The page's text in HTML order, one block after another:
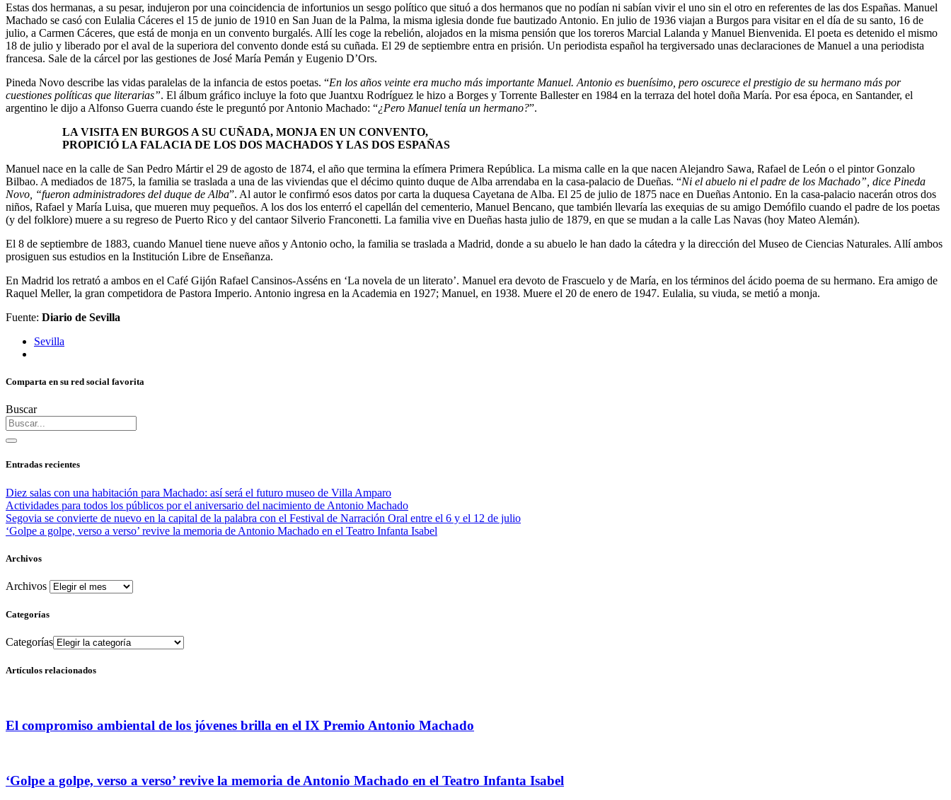
Estas dos hermanas, a su pesar, indujeron por una coincidencia de infortunios un sesgo político que situó a dos hermanos que no podían ni sabían vivir el uno sin el otro en referentes de las dos Españas. Manuel
Machado se casó con Eulalia Cáceres el 15 de junio de 1910 en San Juan de la Palma, la misma iglesia donde fue bautizado Antonio. En julio de 1936 viajan a Burgos para visitar en el día de su santo, 16 de
julio, a Carmen Cáceres, que está de monja en un convento burgalés. Allí les coge la rebelión, alojados en la misma pensión que los toreros Marcial Lalanda y Manuel Bienvenida. El poeta es detenido el mismo
18 de julio y liberado por el aval de la superiora del convento donde está su cuñada. El 29 de septiembre entra en prisión. Un periodista español ha tergiversado unas declaraciones de Manuel a una periodista
francesa. Sale de la cárcel por las gestiones de José María Pemán y Eugenio D’Ors.
Pineda Novo describe las vidas paralelas de la infancia de estos poetas. “En los años veinte era mucho más importante Manuel. Antonio es buenísimo, pero oscurece el prestigio de su hermano más por
cuestiones políticas que literarias”. El álbum gráfico incluye la foto que Juantxu Rodríguez le hizo a Borges y Torrente Ballester en 1984 en la terraza del hotel doña María. Por esa época, en Santander, el
argentino le dijo a Alfonso Guerra cuando éste le preguntó por Antonio Machado: “¿Pero Manuel tenía un hermano?”.
LA VISITA EN BURGOS A SU CUÑADA, MONJA EN UN CONVENTO,
PROPICIÓ LA FALACIA DE LOS DOS MACHADOS Y LAS DOS ESPAÑAS
Manuel nace en la calle de San Pedro Mártir el 29 de agosto de 1874, el año que termina la efímera Primera República. La misma calle en la que nacen Alejandro Sawa, Rafael de León o el pintor Gonzalo
Bilbao. A mediados de 1875, la familia se traslada a una de las viviendas que el décimo quinto duque de Alba arrendaba en la casa-palacio de Dueñas. “Ni el abuelo ni el padre de los Machado”, dice Pineda
Novo, “fueron administradores del duque de Alba”. Al autor le confirmó esos datos por carta la duquesa Cayetana de Alba. El 25 de julio de 1875 nace en Dueñas Antonio. En la casa-palacio nacerán otros dos
niños, Rafael y María Luisa, que mueren muy pequeños. A los dos los enterró el capellán del cementerio, Manuel Bencano, que también llevaría las exequias de su amigo Demófilo cuando el padre de los poetas
(y del folklore) muere a su regreso de Puerto Rico y del cantaor Silverio Franconetti. La familia vive en Dueñas hasta julio de 1879, en que se mudan a la calle Las Navas (hoy Mateo Alemán).
El 8 de septiembre de 1883, cuando Manuel tiene nueve años y Antonio ocho, la familia se traslada a Madrid, donde a su abuelo le han dado la cátedra y la dirección del Museo de Ciencias Naturales. Allí ambos
prosiguen sus estudios en la Institución Libre de Enseñanza.
En Madrid los retrató a ambos en el Café Gijón Rafael Cansinos-Asséns en ‘La novela de un literato’. Manuel era devoto de Frascuelo y de María, en los términos del ácido poema de su hermano. Era amigo de
Raquel Meller, la gran competidora de Pastora Imperio. Antonio ingresa en la Academia en 1927; Manuel, en 1938. Muere el 20 de enero de 1947. Eulalia, su viuda, se metió a monja.
Fuente: Diario de Sevilla
Sevilla
Comparta en su red social favorita
Buscar
Entradas recientes
Diez salas con una habitación para Machado: así será el futuro museo de Villa Amparo
Actividades para todos los públicos por el aniversario del nacimiento de Antonio Machado
Segovia se convierte de nuevo en la capital de la palabra con el Festival de Narración Oral entre el 6 y el 12 de julio
‘Golpe a golpe, verso a verso’ revive la memoria de Antonio Machado en el Teatro Infanta Isabel
Archivos
Archivos
Categorías
Categorías
Artículos relacionados
El compromiso ambiental de los jóvenes brilla en el IX Premio Antonio Machado
‘Golpe a golpe, verso a verso’ revive la memoria de Antonio Machado en el Teatro Infanta Isabel